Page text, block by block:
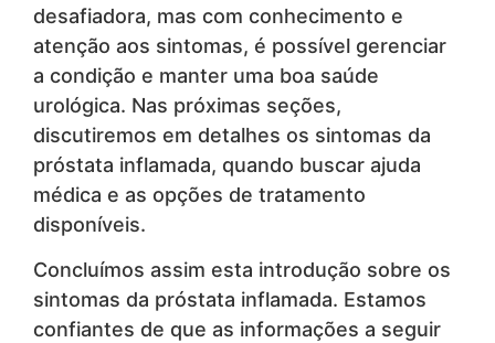
desafiadora, mas com conhecimento e
atenção aos sintomas, é possível gerenciar
a condição e manter uma boa saúde
urológica. Nas próximas seções,
discutiremos em detalhes os sintomas da
próstata inflamada, quando buscar ajuda
médica e as opções de tratamento
disponíveis.
Concluímos assim esta introdução sobre os
sintomas da próstata inflamada. Estamos
confiantes de que as informações a seguir